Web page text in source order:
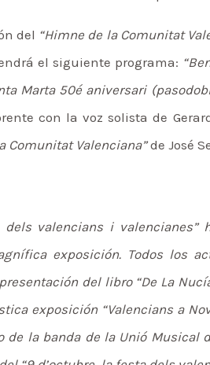
del “Himne de la Comunitat
el siguiente programa:
Marta 50é aniversari
con la voz solista de
Comunitat Valenciana”de José
dels valencians i
exposición. Todos los
del libro “De La
exposición “Valencians a
la banda de la Unió Musical